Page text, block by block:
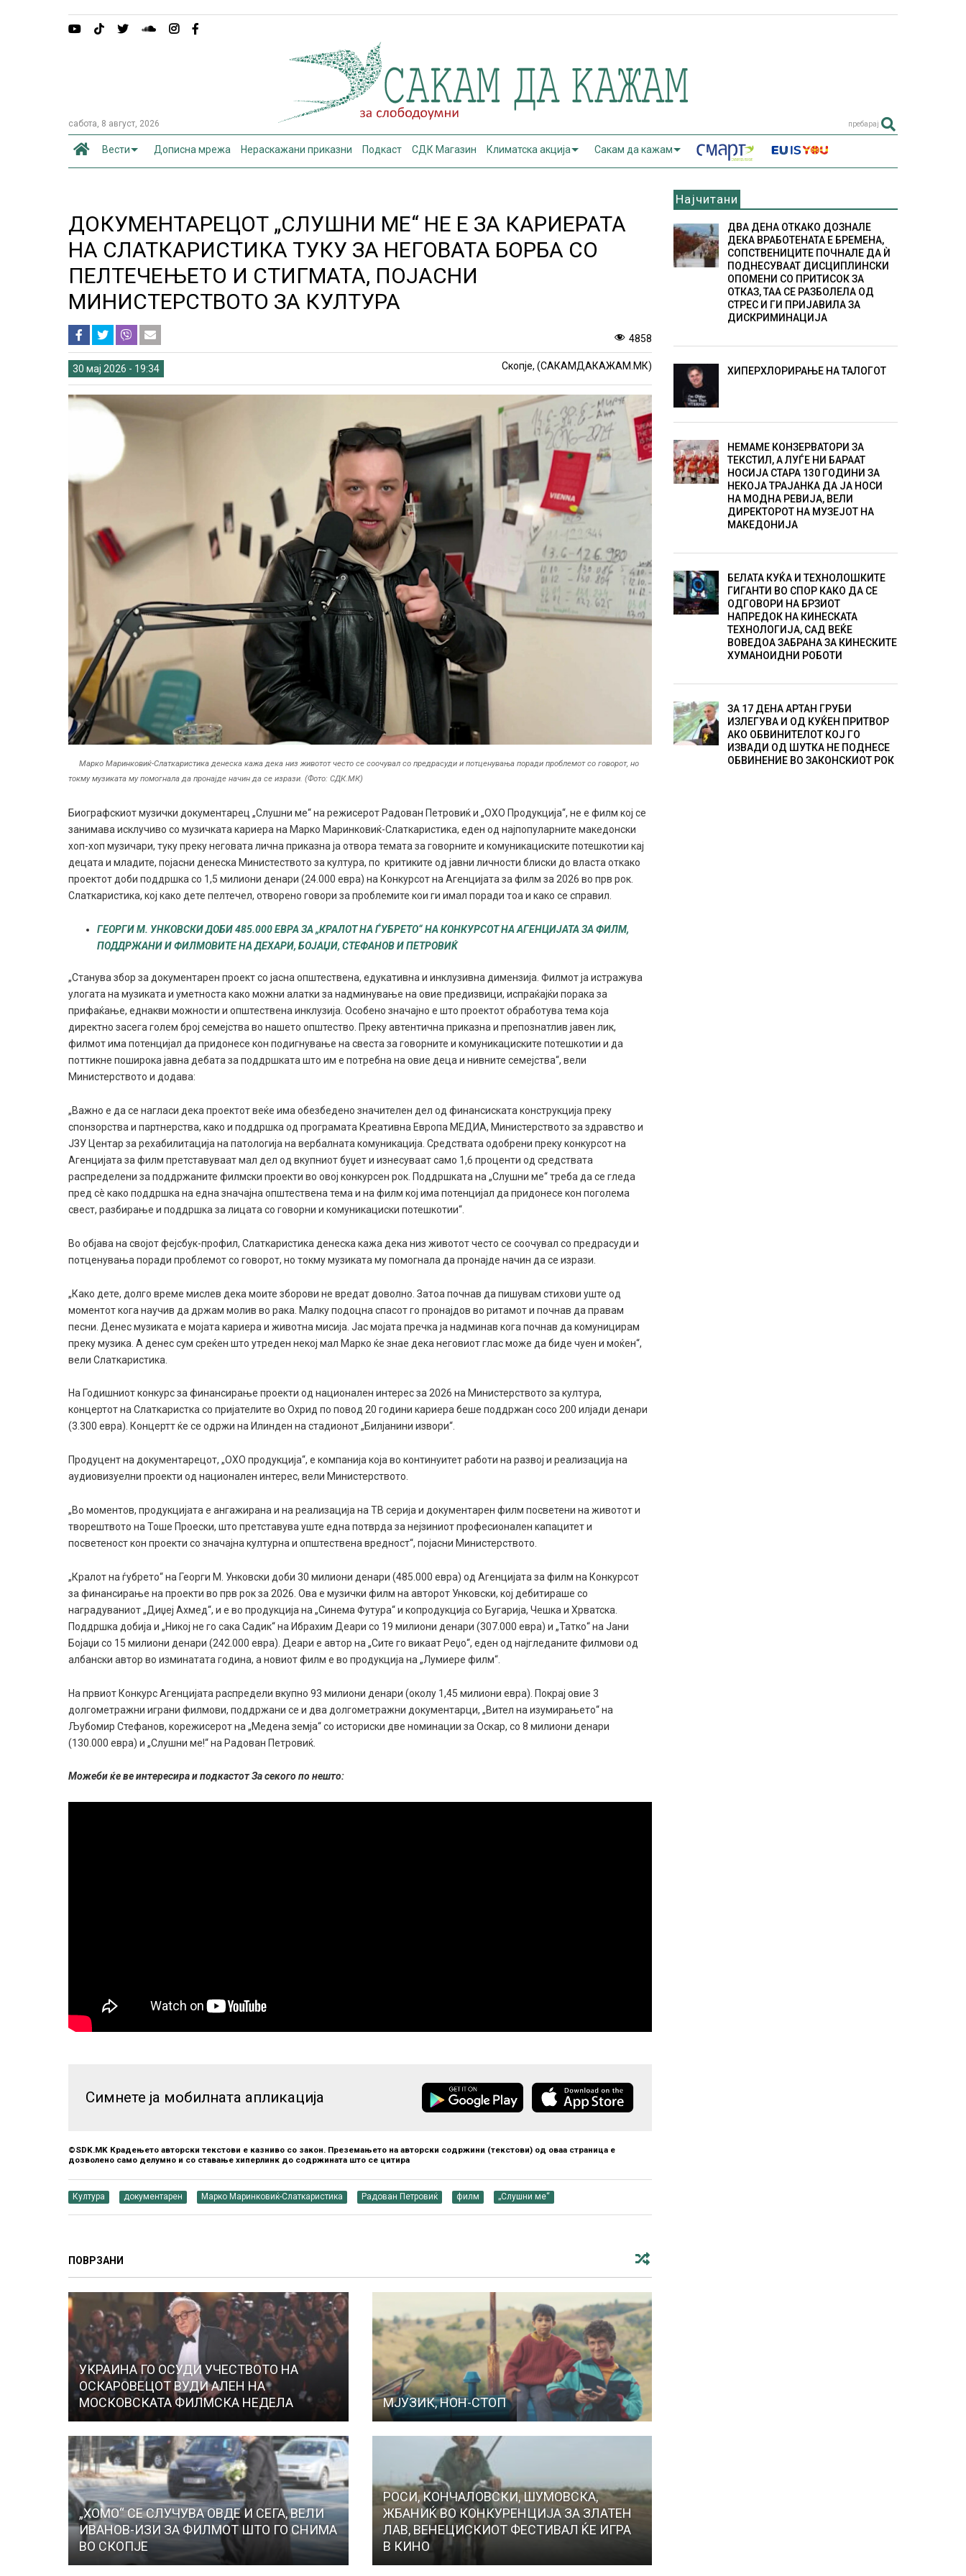
сабота, 8 август, 2026 пребарај
Вести Дописна мрежа Нераскажани приказни Подкаст СДК Магазин Климатска акција Сакам да кажам
ДОКУМЕНТАРЕЦОТ „СЛУШНИ МЕ“ НЕ Е ЗА КАРИЕРАТА
НА СЛАТКАРИСТИКА ТУКУ ЗА НЕГОВАТА БОРБА СО
ПЕЛТЕЧЕЊЕТО И СТИГМАТА, ПОЈАСНИ
МИНИСТЕРСТВОТО ЗА КУЛТУРА
4858
30 мај 2026 - 19:34 Скопје, (САКАМДАКАЖАМ.МК)
Марко Маринковиќ-Слаткаристика денеска кажа дека низ животот често се соочувал со предрасуди и потценувања поради проблемот со говорот, но
токму музиката му помогнала да пронајде начин да се изрази. (Фото: СДК.МК)
Биографскиот музички документарец „Слушни ме“ на режисерот Радован Петровиќ и „ОХО Продукција“, не е филм кој се
занимава исклучиво со музичката кариера на Марко Маринковиќ-Слаткаристика, еден од најпопуларните македонски
хоп-хоп музичари, туку преку неговата лична приказна ја отвора темата за говорните и комуникациските потешкотии кај
децата и младите, појасни денеска Министеството за култура, по критиките од јавни личности блиски до власта откако
проектот доби поддршка со 1,5 милиони денари (24.000 евра) на Конкурсот на Агенцијата за филм за 2026 во прв рок.
Слаткаристика, кој како дете пелтечел, отворено говори за проблемите кои ги имал поради тоа и како се справил.
ГЕОРГИ М. УНКОВСКИ ДОБИ 485.000 ЕВРА ЗА „КРАЛОТ НА ЃУБРЕТО“ НА КОНКУРСОТ НА АГЕНЦИЈАТА ЗА ФИЛМ,
ПОДДРЖАНИ И ФИЛМОВИТЕ НА ДЕХАРИ, БОЈАЏИ, СТЕФАНОВ И ПЕТРОВИЌ
„Станува збор за документарен проект со јасна општествена, едукативна и инклузивна димензија. Филмот ја истражува
улогата на музиката и уметноста како можни алатки за надминување на овие предизвици, испраќајќи порака за
прифаќање, еднакви можности и општествена инклузија. Особено значајно е што проектот обработува тема која
директно засега голем број семејства во нашето општество. Преку автентична приказна и препознатлив јавен лик,
филмот има потенцијал да придонесе кон подигнување на свеста за говорните и комуникациските потешкотии и да
поттикне поширока јавна дебата за поддршката што им е потребна на овие деца и нивните семејства“, вели
Министерството и додава:
„Важно е да се нагласи дека проектот веќе има обезбедено значителен дел од финансиската конструкција преку
спонзорства и партнерства, како и поддршка од програмата Креативна Европа МЕДИА, Министерството за здравство и
ЈЗУ Центар за рехабилитација на патологија на вербалната комуникација. Средствата одобрени преку конкурсот на
Агенцијата за филм претставуваат мал дел од вкупниот буџет и изнесуваат само 1,6 проценти од средствата
распределени за поддржаните филмски проекти во овој конкурсeн рок. Поддршката на „Слушни ме“ треба да се гледа
пред сè како поддршка на една значајна општествена тема и на филм кој има потенцијал да придонесе кон поголема
свест, разбирање и поддршка за лицата со говорни и комуникациски потешкотии“.
Во објава на својот фејсбук-профил, Слаткаристика денеска кажа дека низ животот често се соочувал со предрасуди и
потценувања поради проблемот со говорот, но токму музиката му помогнала да пронајде начин да се изрази.
„Како дете, долго време мислев дека моите зборови не вредат доволно. Затоа почнав да пишувам стихови уште од
моментот кога научив да држам молив во рака. Малку подоцна спасот го пронајдов во ритамот и почнав да правам
песни. Денес музиката е мојата кариера и животна мисија. Јас мојата пречка ја надминав кога почнав да комуницирам
преку музика. А денес сум среќен што утреден некој мал Марко ќе знае дека неговиот глас може да биде чуен и моќен“,
вели Слаткаристика.
На Годишниот конкурс за финансирање проекти од национален интерес за 2026 на Министерството за култура,
концертот на Слаткаристка со пријателите во Охрид по повод 20 години кариера беше поддржан сосо 200 илјади денари
(3.300 евра). Концертт ќе се одржи на Илинден на стадионот „Билјанини извори“.
Продуцент на документарецот, „ОХО продукција“, е компанија која во континуитет работи на развој и реализација на
аудиовизуелни проекти од национален интерес, вели Министерството.
„Во моментов, продукцијата е ангажирана и на реализација на ТВ серија и документарен филм посветени на животот и
творештвото на Тоше Проески, што претставува уште една потврда за нејзиниот професионален капацитет и
посветеност кон проекти со значајна културна и општествена вредност“, појасни Министерството.
„Кралот на ѓубрето“ на Георги М. Унковски доби 30 милиони денари (485.000 евра) од Агенцијата за филм на Конкурсот
за финансирање на проекти во прв рок за 2026. Ова е музички филм на авторот Унковски, кој дебитираше со
наградуваниот „Диџеј Ахмед“, и е во продукција на „Синема Футура“ и копродукција со Бугарија, Чешка и Хрватска.
Поддршка добија и „Никој не го сака Садик“ на Ибрахим Деари со 19 милиони денари (307.000 евра) и „Татко“ на Јани
Бојаџи со 15 милиони денари (242.000 евра). Деари е автор на „Сите го викаат Реџо“, еден од најгледаните филмови од
албански автор во изминатата година, а новиот филм е во продукција на „Лумиере филм“.
На првиот Конкурс Агенцијата распредели вкупно 93 милиони денари (околу 1,45 милиони евра). Покрај овие 3
долгометражни играни филмови, поддржани се и два долгометражни документарци, „Вител на изумирањето“ на
Љубомир Стефанов, корежисерот на „Медена земја“ со историски две номинации за Оскар, со 8 милиони денари
(130.000 евра) и „Слушни ме!“ на Рaдован Петровиќ.
Можеби ќе ве интересира и подкастот За секого по нешто:
Симнете ја мобилната апликација
©SDK.MK Крадењето авторски текстови е казниво со закон. Преземањето на авторски содржини (текстови) од оваа страница е
дозволено само делумно и со ставање хиперлинк до содржината што се цитира
Култура документарен Марко Маринковиќ-Слаткаристика Радован Петровиќ филм „Слушни ме“
ПОВРЗАНИ
УКРАИНА ГО ОСУДИ УЧЕСТВОТО НА
ОСКАРОВЕЦОТ ВУДИ АЛЕН НА
МОСКОВСКАТА ФИЛМСКА НЕДЕЛА
МЈУЗИК, НОН-СТОП
„ХОМО“ СЕ СЛУЧУВА ОВДЕ И СЕГА, ВЕЛИ
ИВАНОВ-ИЗИ ЗА ФИЛМОТ ШТО ГО СНИМА
ВО СКОПЈЕ
РОСИ, КОНЧАЛОВСКИ, ШУМОВСКА,
ЖБАНИЌ ВО КОНКУРЕНЦИЈА ЗА ЗЛАТЕН
ЛАВ, ВЕНЕЦИСКИОТ ФЕСТИВАЛ ЌЕ ИГРА
В КИНО
Најчитани
ДВА ДЕНА ОТКАКО ДОЗНАЛЕ
ДЕКА ВРАБОТЕНАТА Е БРЕМЕНА,
СОПСТВЕНИЦИТЕ ПОЧНАЛЕ ДА Ѝ
ПОДНЕСУВААТ ДИСЦИПЛИНСКИ
ОПОМЕНИ СО ПРИТИСОК ЗА
ОТКАЗ, ТАА СЕ РАЗБОЛЕЛА ОД
СТРЕС И ГИ ПРИЈАВИЛА ЗА
ДИСКРИМИНАЦИЈА
ХИПЕРХЛОРИРАЊЕ НА ТАЛОГОТ
НЕМАМЕ КОНЗЕРВАТОРИ ЗА
ТЕКСТИЛ, А ЛУЃЕ НИ БАРААТ
НОСИЈА СТАРА 130 ГОДИНИ ЗА
НЕКОЈА ТРАЈАНКА ДА ЈА НОСИ
НА МОДНА РЕВИЈА, ВЕЛИ
ДИРЕКТОРОТ НА МУЗЕЈОТ НА
МАКЕДОНИЈА
БЕЛАТА КУЌА И ТЕХНОЛОШКИТЕ
ГИГАНТИ ВО СПОР КАКО ДА СЕ
ОДГОВОРИ НА БРЗИОТ
НАПРЕДОК НА КИНЕСКАТА
ТЕХНОЛОГИЈА, САД ВЕЌЕ
ВОВЕДОА ЗАБРАНА ЗА КИНЕСКИТЕ
ХУМАНОИДНИ РОБОТИ
ЗА 17 ДЕНА АРТАН ГРУБИ
ИЗЛЕГУВА И ОД КУЌЕН ПРИТВОР
АКО ОБВИНИТЕЛОТ КОЈ ГО
ИЗВАДИ ОД ШУТКА НЕ ПОДНЕСЕ
ОБВИНЕНИЕ ВО ЗАКОНСКИОТ РОК